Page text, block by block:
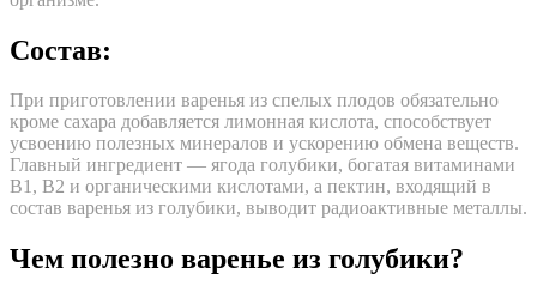
Состав:
При приготовлении варенья из спелых плодов обязательно
кроме сахара добавляется лимонная кислота, способствует
усвоению полезных минералов и ускорению обмена веществ.
Главный ингредиент — ягода голубики, богатая витаминами
В1, В2 и органическими кислотами, а пектин, входящий в
состав варенья из голубики, выводит радиоактивные металлы.
Чем полезно варенье из голубики?